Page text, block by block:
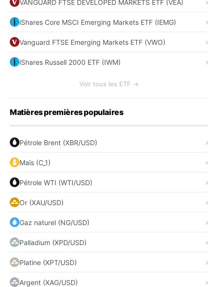
VANGUARD FTSE DEVELOPED MARKETS ETF (VEA)
iShares Core MSCI Emerging Markets ETF (IEMG)
Vanguard FTSE Emerging Markets ETF (VWO)
iShares Russell 2000 ETF (IWM)
Voir tous les ETF →
Matières premières populaires
Pétrole Brent (XBR/USD)
Maïs (C_1)
Pétrole WTI (WTI/USD)
Or (XAU/USD)
Gaz naturel (NG/USD)
Palladium (XPD/USD)
Platine (XPT/USD)
Argent (XAG/USD)